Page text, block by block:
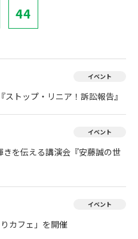
44
イベント
トップ・リニア！訴訟報告』
イベント
を伝える講演会『安藤誠の世
イベント
カフェ」を開催